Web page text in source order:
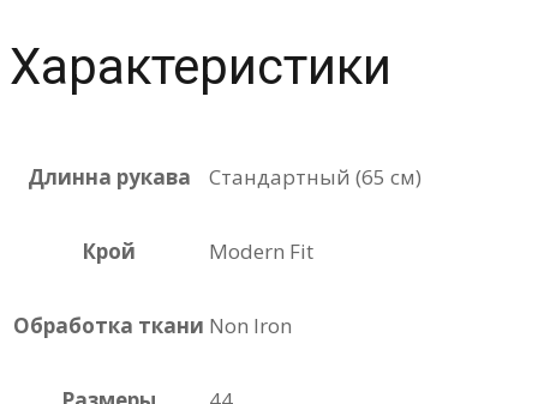
Характеристики
Длинна рукава Стандартный (65 см)
Крой Modern Fit
Обработка ткани Non Iron